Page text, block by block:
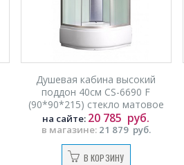
Душевая кабина высокий
поддон 40см CS-6690 F
(90*90*215) стекло матовое
в магазине: 21 879 руб.
на сайте: 20 785 руб.
В КОРЗИНУ